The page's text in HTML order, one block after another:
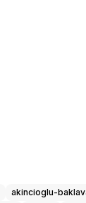
akincioglu-